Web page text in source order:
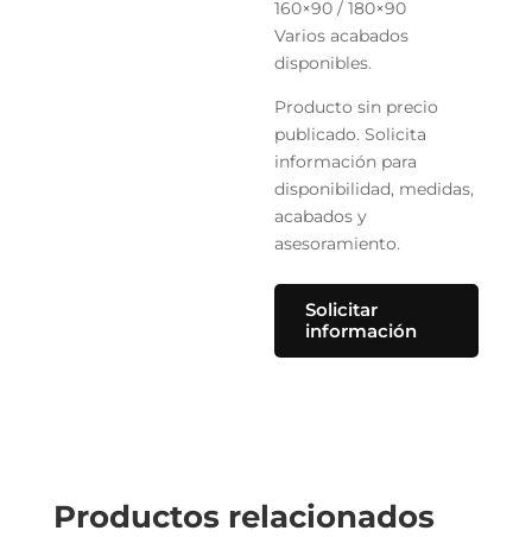
160×90 / 180×90
Varios acabados
disponibles.
Producto sin precio
publicado. Solicita
información para
disponibilidad, medidas,
acabados y
asesoramiento.
Solicitar
información
Productos relacionados